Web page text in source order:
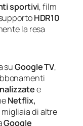
sportivi, film
HDR10
la resa
suGoogle TV,
e
Netflix,
migliaia di altre
Google